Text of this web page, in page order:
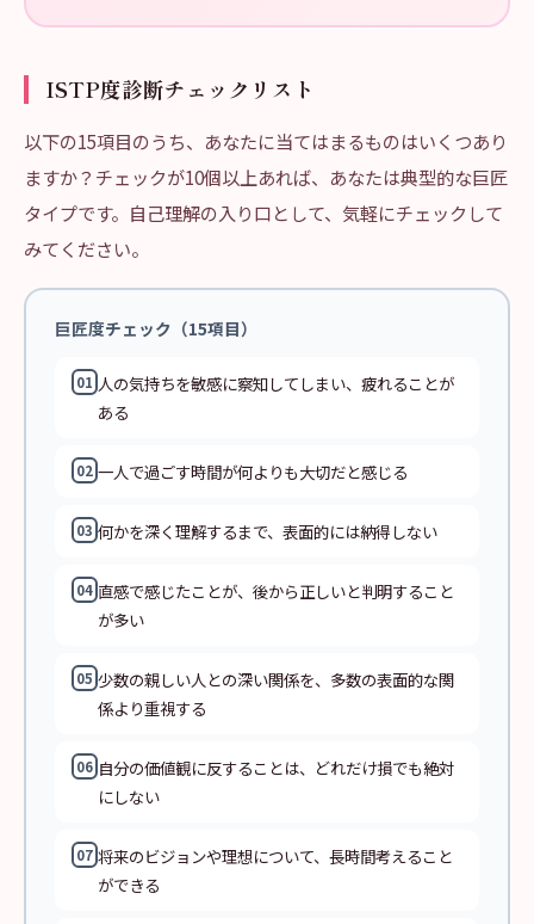
ISTP度診断チェックリスト
以下の15項目のうち、あなたに当てはまるものはいくつあり
ますか？チェックが10個以上あれば、あなたは典型的な巨匠
タイプです。自己理解の入り口として、気軽にチェックして
みてください。
巨匠度チェック（15項目）
01 人の気持ちを敏感に察知してしまい、疲れることが
ある
02 一人で過ごす時間が何よりも大切だと感じる
03 何かを深く理解するまで、表面的には納得しない
04 直感で感じたことが、後から正しいと判明すること
が多い
05 少数の親しい人との深い関係を、多数の表面的な関
係より重視する
06 自分の価値観に反することは、どれだけ損でも絶対
にしない
07 将来のビジョンや理想について、長時間考えること
ができる